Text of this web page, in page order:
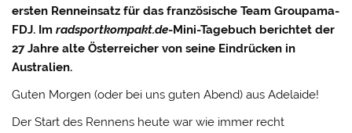
ersten Renneinsatz für das französische Team Groupama-
FDJ. Imradsportkompakt.de-Mini-Tagebuch berichtet der
27 Jahre alte Österreicher von seine Eindrücken in
Australien.
Guten Morgen (oder bei uns guten Abend) aus Adelaide!
Der Start des Rennens heute war wie immer recht